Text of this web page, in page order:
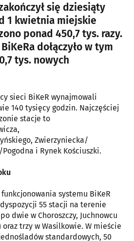
się dziesiąty
1 kwietnia miejskie
ponad 450,7 tys. razy.
dołączyło w tym
tys. nowych
sieci BiKeR wynajmowali
140 tysięcy godzin. Najczęściej
stacje to
Zwierzyniecka/
i Rynek Kościuszki.
systemu BiKeR
55 stacji na terenie
dwie w Choroszczy, Juchnowcu
trzy w Wasilkowie. W mieście
standardowych, 50